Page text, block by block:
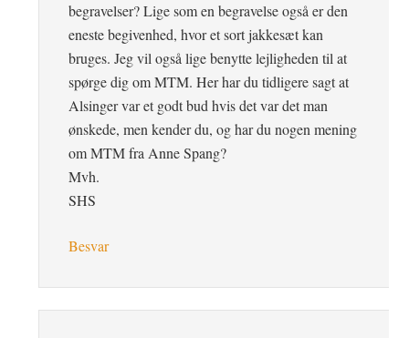
begravelser? Lige som en begravelse også er den
eneste begivenhed, hvor et sort jakkesæt kan
bruges. Jeg vil også lige benytte lejligheden til at
spørge dig om MTM. Her har du tidligere sagt at
Alsinger var et godt bud hvis det var det man
ønskede, men kender du, og har du nogen mening
om MTM fra Anne Spang?
Mvh.
SHS
Besvar